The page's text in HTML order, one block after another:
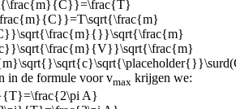
in de formule voor vmax krijgen we:
A}